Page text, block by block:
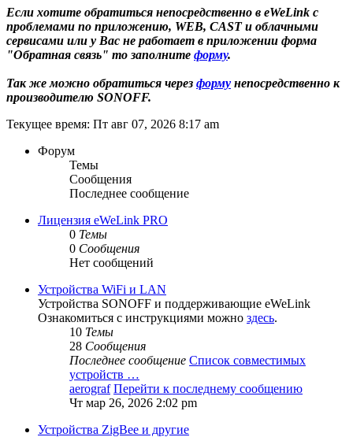
Если хотите обратиться непосредственно в eWeLink с
проблемами по приложению, WEB, CAST и облачными
сервисами или у Вас не работает в приложении форма
"Обратная связь" то заполните форму.
Так же можно обратиться через форму непосредственно к
производителю SONOFF.
Текущее время: Пт авг 07, 2026 8:17 am
Форум
Темы
Сообщения
Последнее сообщение
Лицензия eWeLink PRO
0 Темы
0 Сообщения
Нет сообщений
Устройства WiFi и LAN
Устройства SONOFF и поддерживающие eWeLink
Ознакомиться с инструкциями можно здесь.
10 Темы
28 Сообщения
Последнее сообщение Список совместимых
устройств …
aerograf Перейти к последнему сообщению
Чт мар 26, 2026 2:02 pm
Устройства ZigBee и другие